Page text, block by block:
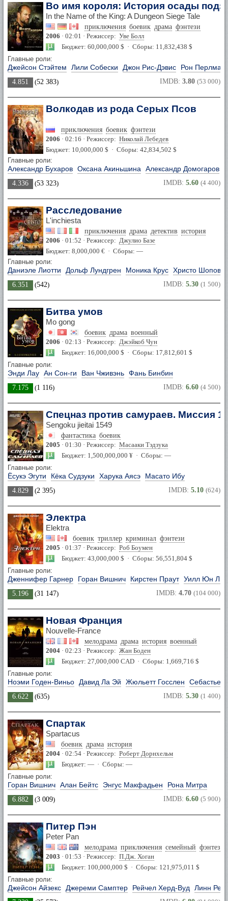
Во имя короля: История осады
In the Name of the King: A Dungeon Siege Tale
приключения боевик драма фэнтези
2006 · 02:01 · Режиссер: Уве Болл
Бюджет: 60,000,000 $ · Сборы: 11,832,438 $
Главные роли:
Джейсон Стэйтем Лили Собески Джон Рис-Дэвис Рон Перлман
4.851 (52 383) IMDB: 3.80 (53 000)
Волкодав из рода Серых Псов
приключения боевик фэнтези
2006 · 02:16 · Режиссер: Николай Лебедев
Бюджет: 10,000,000 $ · Сборы: 42,834,502 $
Главные роли:
Александр Бухаров Оксана Акиньшина Александр Домогаров
4.336 (53 323) IMDB: 5.60 (4 400)
Расследование
L'inchiesta
приключения драма детектив история
2006 · 01:52 · Режиссер: Джулио Базе
Бюджет: 8,000,000 € · Сборы: —
Главные роли:
Даниэле Лиотти Дольф Лундгрен Моника Крус Христо Шопов
6.351 (542) IMDB: 5.30 (1 500)
Битва умов
Mo gong
боевик драма военный
2006 · 02:13 · Режиссер: Джэйкоб Чун
Бюджет: 16,000,000 $ · Сборы: 17,812,601 $
Главные роли:
Энди Лау Ан Сон-ги Ван Чживэнь Фань Бинбин
7.175 (1 116) IMDB: 6.60 (4 500)
Спецназ против самураев. Миссия
Sengoku jieitai 1549
фантастика боевик
2005 · 01:30 · Режиссер: Масааки Тэдзука
Бюджет: 1,500,000,000 ¥ · Сборы: —
Главные роли:
Ёсукэ Эгути Кёка Судзуки Харука Аясэ Масато Ибу
4.829 (2 395) IMDB: 5.10 (624)
Электра
Elektra
боевик триллер криминал фэнтези
2005 · 01:37 · Режиссер: Роб Боумен
Бюджет: 43,000,000 $ · Сборы: 56,551,804 $
Главные роли:
Дженнифер Гарнер Горан Вишнич Кирстен Праут Уилл Юн Ли
5.196 (31 147) IMDB: 4.70 (104 000)
Новая Франция
Nouvelle-France
мелодрама драма история военный
2004 · 02:23 · Режиссер: Жан Боден
Бюджет: 27,000,000 CAD · Сборы: 1,669,716 $
Главные роли:
Ноэми Годен-Виньо Давид Ла Эй Жюльетт Госслен
6.622 (635) IMDB: 5.30 (1 400)
Спартак
Spartacus
боевик драма история
2004 · 02:54 · Режиссер: Роберт Дорнхельм
Бюджет: — · Сборы: —
Главные роли:
Горан Вишнич Алан Бейтс Энгус Макфадьен Рона Митра
6.882 (3 009) IMDB: 6.60 (5 900)
Питер Пэн
Peter Pan
мелодрама приключения семейный фэнтези
2003 · 01:53 · Режиссер: П.Дж. Хоган
Бюджет: 100,000,000 $ · Сборы: 121,975,011 $
Главные роли:
Джейсон Айзекс Джереми Самптер Рейчел Херд-Вуд Линн